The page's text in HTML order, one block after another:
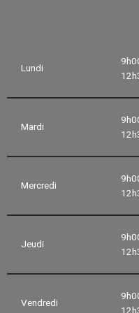
Lundi
Mardi
Mercredi
Jeudi
Vendredi